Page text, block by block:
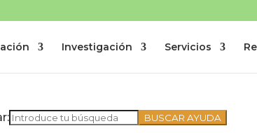
Investigación Servicios